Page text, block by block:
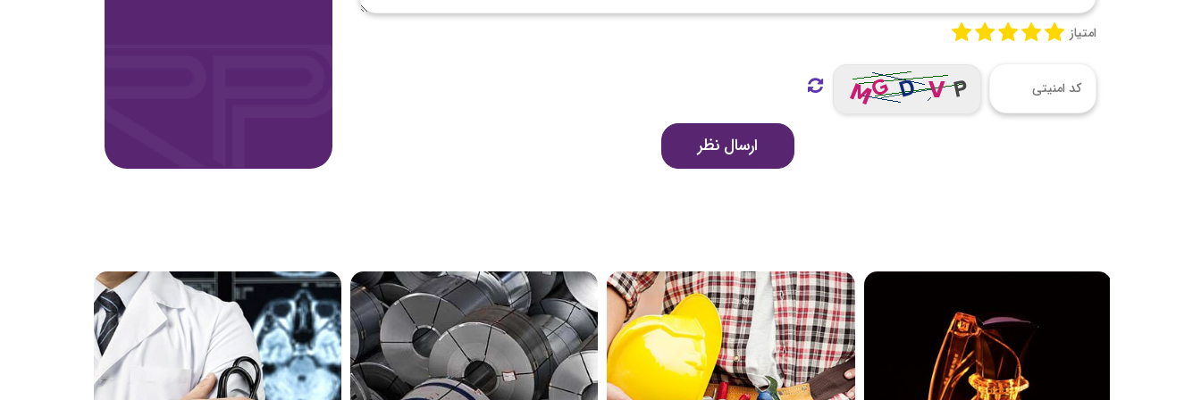
امتیاز
ارسال نظر